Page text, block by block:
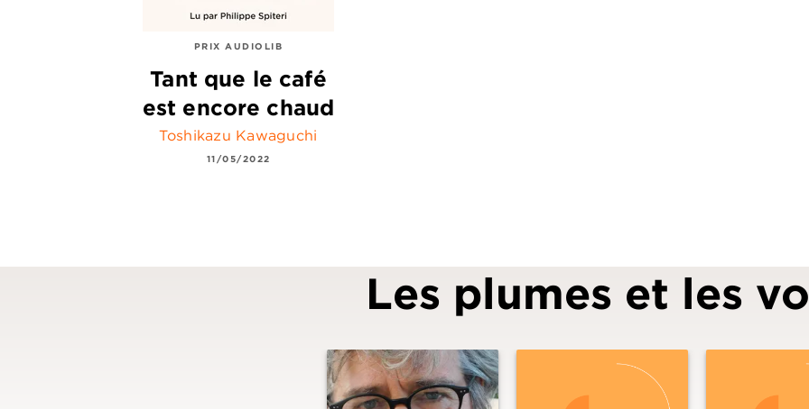
PRIX AUDIOLIB
Tant que le café
est encore chaud
Toshikazu Kawaguchi
11/05/2022
Les plumes et les